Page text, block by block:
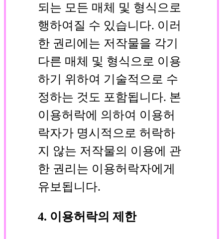
되는 모든 매체 및 형식으로
행하여질 수 있습니다. 이러
한 권리에는 저작물을 각기
다른 매체 및 형식으로 이용
하기 위하여 기술적으로 수
정하는 것도 포함됩니다. 본
이용허락에 의하여 이용허
락자가 명시적으로 허락하
지 않는 저작물의 이용에 관
한 권리는 이용허락자에게
유보됩니다.
4. 이용허락의 제한